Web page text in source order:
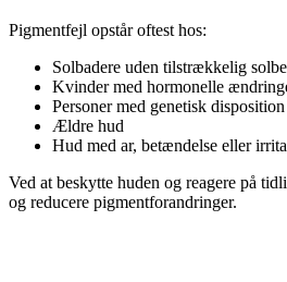
Pigmentfejl opstår oftest hos:
Solbadere uden tilstrækkelig
Kvinder med hormonelle
Personer med genetisk disposition
Ældre hud
Hud med ar, betændelse eller
Ved at beskytte huden og reagere på
og reducere pigmentforandringer.